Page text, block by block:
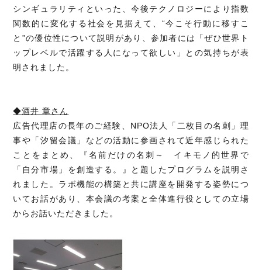
シンギュラリティといった、今後テクノロジーにより指数
関数的に変化する社会を見据えて、“今こそ行動に移すこ
と”の優位性について説明があり、参加者には「ぜひ世界ト
ップレベルで活躍する人になって欲しい」との気持ちが表
明されました。
◆酒井 章さん
広告代理店の長年のご経験、NPO法人「二枚目の名刺」理
事や「汐留会議」などの活動に参画されて近年感じられた
ことをまとめ、『名前だけの名刺～ イキモノ的世界で
「自分市場」を創造する。』と題したプログラムを説明さ
れました。ラボ機能の構築と共に講座を開発する姿勢につ
いてお話があり、本会議の考案と全体進行役としての立場
からお話いただきました。